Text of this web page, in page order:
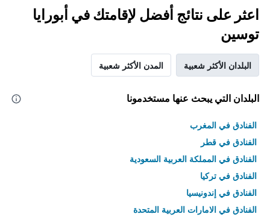
اعثر على نتائج أفضل لإقامتك في أبورايا
توسين
البلدان الأكثر شعبية المدن الأكثر شعبية
البلدان التي يبحث عنها مستخدمونا
الفنادق في المغرب
الفنادق في قطر
الفنادق في المملكة العربية السعودية
الفنادق في تركيا
الفنادق في إندونيسيا
الفنادق في الامارات العربية المتحدة